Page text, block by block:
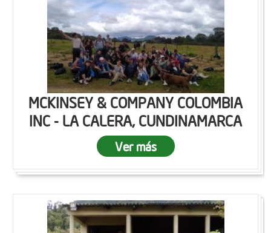
MCKINSEY & COMPANY COLOMBIA
INC - LA CALERA, CUNDINAMARCA
Ver más